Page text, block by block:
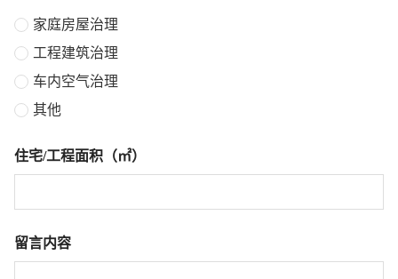
家庭房屋治理
工程建筑治理
车内空气治理
其他
住宅/工程面积（㎡）
留言内容